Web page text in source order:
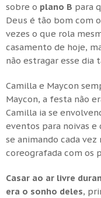
sobre o plano B para
Deus é tão bom com
vezes o que rola
casamento de hoje,
não estragar esse dia
Camilla e Maycon
Maycon, a festa não
Camilla ia se
eventos para noivas
se animando cada
coreografada com os
Casar ao ar livre
era o sonho deles,